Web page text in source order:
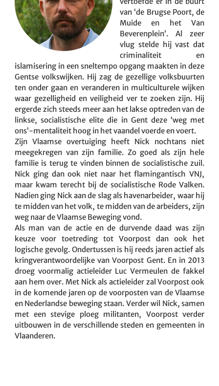
van ‘de Brugse Poort, de
Muide en het Van
Beverenplein’. Al zeer
vlug stelde hij vast dat
criminaliteit en
islamisering in een sneltempo opgang maakten in deze
Gentse volkswijken. Hij zag de gezellige volksbuurten
ten onder gaan en veranderen in multiculturele wijken
waar gezelligheid en veiligheid ver te zoeken zijn. Hij
ergerde zich steeds meer aan het lakse optreden van de
linkse, socialistische elite die in Gent deze ‘weg met
ons’-mentaliteit hoog in het vaandel voerde en voert.
Zijn Vlaamse overtuiging heeft Nick nochtans niet
meegekregen van zijn familie. Zo goed als zijn hele
familie is terug te vinden binnen de socialistische zuil.
Nick ging dan ook niet naar het flamingantisch VNJ,
maar kwam terecht bij de socialistische Rode Valken.
Nadien ging Nick aan de slag als havenarbeider, waar hij
te midden van het volk, te midden van de arbeiders, zijn
weg naar de Vlaamse Beweging vond.
Als man van de actie en de durvende daad was zijn
keuze voor toetreding tot Voorpost dan ook het
logische gevolg. Ondertussen is hij reeds jaren actief als
kringverantwoordelijke van Voorpost Gent. En in 2013
droeg voormalig actieleider Luc Vermeulen de fakkel
aan hem over. Met Nick als actieleider zal Voorpost ook
in de komende jaren op de voorposten van de Vlaamse
en Nederlandse beweging staan. Verder wil Nick, samen
met een stevige ploeg militanten, Voorpost verder
uitbouwen in de verschillende steden en gemeenten in
Vlaanderen.